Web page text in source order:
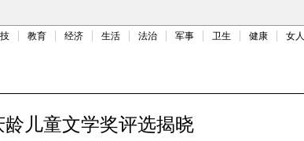
教育 经济 生活 法治 军事 卫生 健康 女人
儿童文学奖评选揭晓